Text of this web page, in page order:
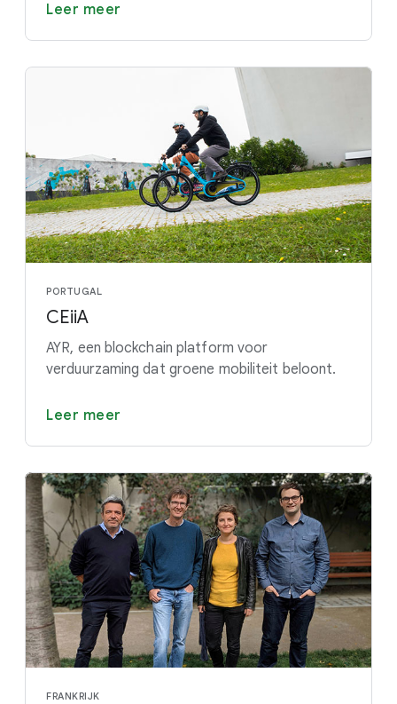
Leer meer
PORTUGAL
CEiiA
AYR, een blockchain platform voor
verduurzaming dat groene mobiliteit beloont.
Leer meer
FRANKRIJK